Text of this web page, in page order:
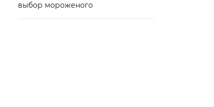
выбор мороженого